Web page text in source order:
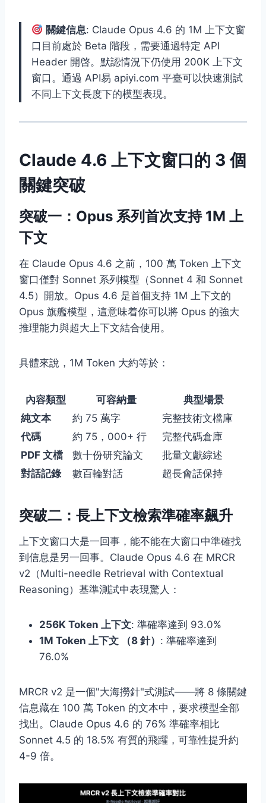
關鍵信息: Claude Opus 4.6 的 1M 上下文窗
口目前處於 Beta 階段，需要通過特定 API
Header 開啓。默認情況下仍使用 200K 上下文
窗口。通過 API易 apiyi.com 平臺可以快速測試
不同上下文長度下的模型表現。
Claude 4.6 上下文窗口的 3 個
關鍵突破
突破一：Opus 系列首次支持 1M 上
下文
在 Claude Opus 4.6 之前，100 萬 Token 上下文
窗口僅對 Sonnet 系列模型（Sonnet 4 和 Sonnet
4.5）開放。Opus 4.6 是首個支持 1M 上下文的
Opus 旗艦模型，這意味着你可以將 Opus 的強大
推理能力與超大上下文結合使用。
具體來說，1M Token 大約等於：
內容類型 可容納量
典型場景
純文本
約 75 萬字
完整技術文檔庫
代碼
約 75，000+ 行
完整代碼倉庫
PDF 文檔
數十份研究論文
批量文獻綜述
對話記錄
數百輪對話 超長會話保持
突破二：長上下文檢索準確率飆升
上下文窗口大是一回事，能不能在大窗口中準確找
到信息是另一回事。Claude Opus 4.6 在 MRCR
v2（Multi-needle Retrieval with Contextual
Reasoning）基準測試中表現驚人：
256K Token 上下文: 準確率達到 93.0%
1M Token 上下文 （8 針） : 準確率達到
76.0%
MRCR v2 是一個"大海撈針"式測試——將 8 條關鍵
信息藏在 100 萬 Token 的文本中，要求模型全部
找出。Claude Opus 4.6 的 76% 準確率相比
Sonnet 4.5 的 18.5% 有質的飛躍，可靠性提升約
4-9 倍。